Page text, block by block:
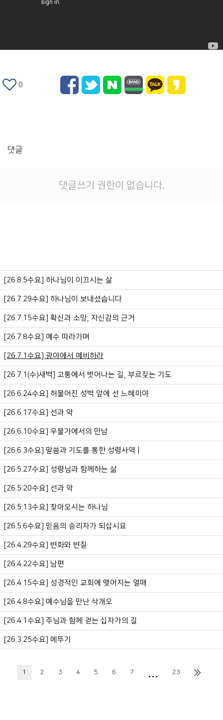
0
댓글
댓글쓰기 권한이 없습니다.
[26.8.5수요] 하나님이 이끄시는 삶
[26.7.29수요] 하나님이 보내셨습니다
[26.7.15수요] 확신과 소망, 자신감의 근거
[26.7.8수요] 예수 따라가며
[26.7.1수요] 광야에서 예비하라
[26.7.1(수)새벽] 고통에서 벗어나는 길, 부르짖는 기도
[26.6.24수요] 허물어진 성벽 앞에 선 느혜미야
[26.6.17수요] 선과 악
[26.6.10수요] 우물가에서의 만남
[26.6.3수요] 말씀과 기도를 통한 성령사역ㅣ
[26.5.27수요] 성령님과 함께하는 삶
[26.5.20수요] 선과 악
[26.5.13수요] 찾아오시는 하나님
[26.5.6수요] 믿음의 승리자가 되십시요
[26.4.29수요] 변화와 변질
[26.4.22수요] 남편
[26.4.15수요] 성경적인 교회에 맺어지는 열매
[26.4.8수요] 예수님을 만난 삭개오
[26.4.1수요] 주님과 함께 걷는 십자가의 길
[26.3.25수요] 메뚜기
1 2 3 4 5 6 7 ... 23